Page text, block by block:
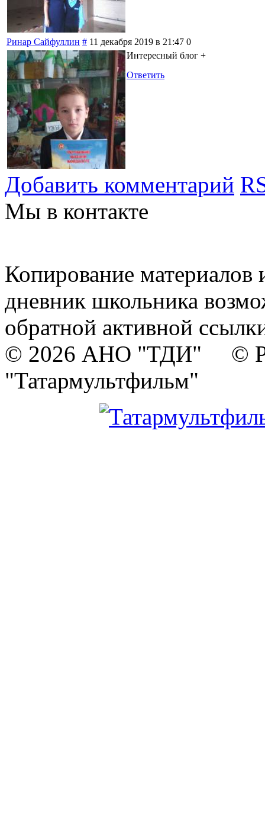
Ринар Сайфуллин # 11 декабря 2019 в 21:47 0
Интересный блог +
Ответить
Добавить комментарий
Мы в контакте
Копирование материалов
дневник школьника
обратной активной
© 2026 АНО "ТДИ" ©
"Татармультфильм"